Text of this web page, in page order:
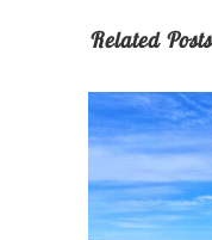
Related Posts